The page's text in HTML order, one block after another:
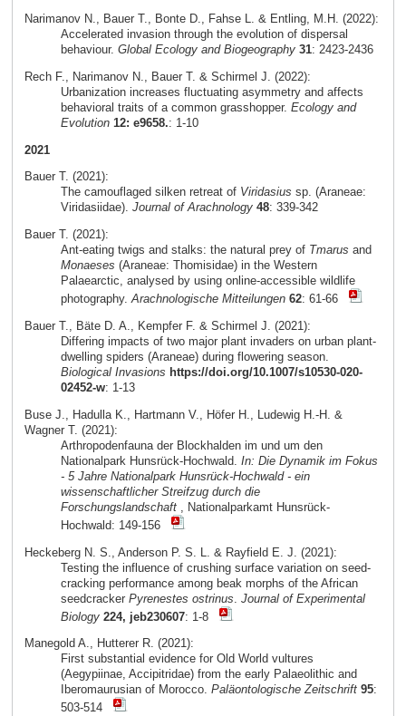
Narimanov N., Bauer T., Bonte D., Fahse L. & Entling, M.H. (2022):
Accelerated invasion through the evolution of dispersal
behaviour. Global Ecology and Biogeography 31: 2423-2436
Rech F., Narimanov N., Bauer T. & Schirmel J. (2022):
Urbanization increases fluctuating asymmetry and affects
behavioral traits of a common grasshopper. Ecology and
Evolution 12: e9658.: 1-10
2021
Bauer T. (2021):
The camouflaged silken retreat of Viridasius sp. (Araneae:
Viridasiidae). Journal of Arachnology 48: 339-342
Bauer T. (2021):
Ant-eating twigs and stalks: the natural prey of Tmarus and
Monaeses (Araneae: Thomisidae) in the Western
Palaearctic, analysed by using online-accessible wildlife
photography.Arachnologische Mitteilungen 62: 61-66
Bauer T., Bäte D. A., Kempfer F. & Schirmel J. (2021):
Differing impacts of two major plant invaders on urban plant-
dwelling spiders (Araneae) during flowering season.
Biological Invasions https://doi.org/10.1007/s10530-020-
02452-w: 1-13
Buse J., Hadulla K., Hartmann V., Höfer H., Ludewig H.-H. &
Wagner T. (2021):
Arthropodenfauna der Blockhalden im und um den
Nationalpark Hunsrück-Hochwald. In: Die Dynamik im Fokus
- 5 Jahre Nationalpark Hunsrück-Hochwald - ein
wissenschaftlicher Streifzug durch die
Forschungslandschaft, Nationalparkamt Hunsrück-
Hochwald: 149-156
Heckeberg N. S., Anderson P. S. L. & Rayfield E. J. (2021):
Testing the influence of crushing surface variation on seed-
cracking performance among beak morphs of the African
seedcracker Pyrenestes ostrinus Journal of Experimental
Biology 224, jeb230607: 1-8
Manegold A., Hutterer R. (2021):
First substantial evidence for Old World vultures
(Aegypiinae, Accipitridae) from the early Palaeolithic and
Iberomaurusian of Morocco. Paläontologische Zeitschrift 95:
503-514